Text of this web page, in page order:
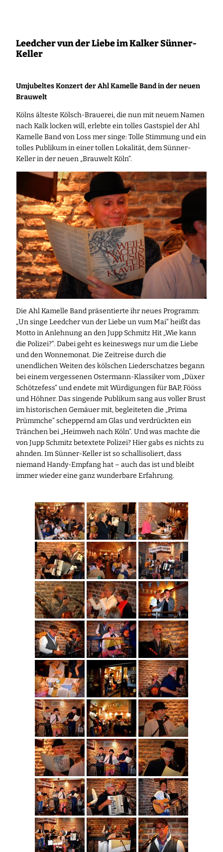
Leedcher vun der Liebe im Kalker Sünner-
Keller
Umjubeltes Konzert der Ahl Kamelle Band in der neuen
Brauwelt
Kölns älteste Kölsch-Brauerei, die nun mit neuem Namen
nach Kalk locken will, erlebte ein tolles Gastspiel der Ahl
Kamelle Band von Loss mer singe: Tolle Stimmung und ein
tolles Publikum in einer tollen Lokalität, dem Sünner-
Keller in der neuen „Brauwelt Köln“.
Die Ahl Kamelle Band präsentierte ihr neues Programm:
„Un singe Leedcher vun der Liebe un vum Mai“ heißt das
Motto in Anlehnung an den Jupp Schmitz Hit „Wie kann
die Polizei?“. Dabei geht es keineswegs nur um die Liebe
und den Wonnemonat. Die Zeitreise durch die
unendlichen Weiten des kölschen Liederschatzes begann
bei einem vergessenen Ostermann-Klassiker vom „Düxer
Schötzefess“ und endete mit Würdigungen für BAP, Fööss
und Höhner. Das singende Publikum sang aus voller Brust
im historischen Gemäuer mit, begleiteten die „Prima
Prümmche“ scheppernd am Glas und verdrückten ein
Tränchen bei „Heimweh nach Köln“. Und was machte die
von Jupp Schmitz betextete Polizei? Hier gabs es nichts zu
ahnden. Im Sünner-Keller ist so schallisoliert, dass
niemand Handy-Empfang hat – auch das ist und bleibt
immer wieder eine ganz wunderbare Erfahrung.